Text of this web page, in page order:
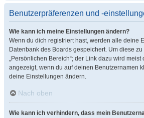
Benutzerpräferenzen und -
Wie kann ich meine Einstellungen ändern?
Wenn du dich registriert hast, werden alle deine
Datenbank des Boards gespeichert. Um diese
„Persönlichen Bereich“; der Link dazu wird meist
angezeigt, wenn du auf deinen Benutzernamen
deine Einstellungen ändern.
Nach oben
Wie kann ich verhindern, dass mein